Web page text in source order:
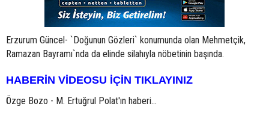
Erzurum Güncel- `Doğunun Gözleri` konumunda olan Mehmetçik,
Ramazan Bayramı`nda da elinde silahıyla nöbetinin başında.
HABERİN VİDEOSU İÇİN TIKLAYINIZ
Özge Bozo - M. Ertuğrul Polat'ın haberi...